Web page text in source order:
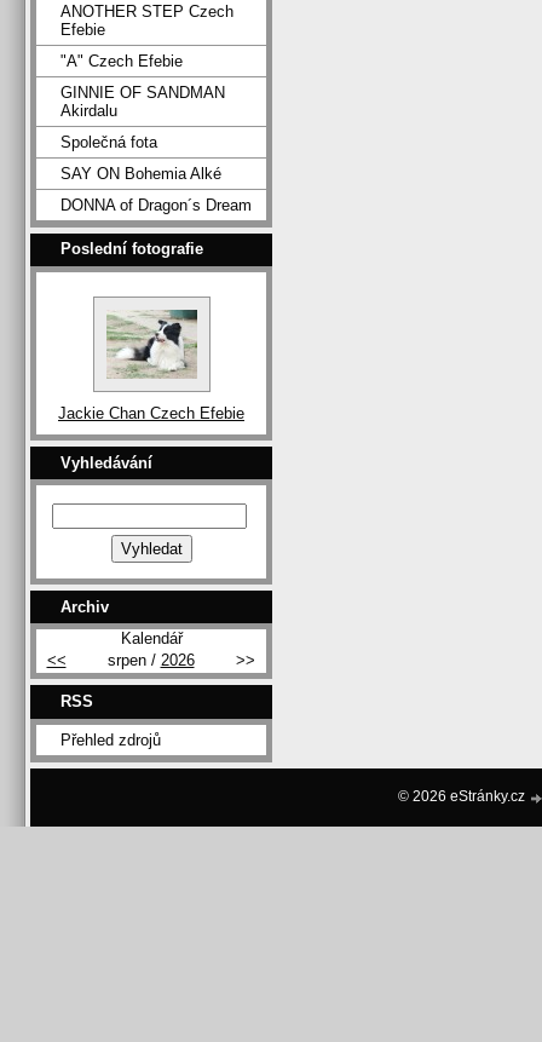
ANOTHER STEP Czech
Efebie
"A" Czech Efebie
GINNIE OF SANDMAN
Akirdalu
Společná fota
SAY ON Bohemia Alké
DONNA of Dragon´s Dream
Poslední fotografie
Jackie Chan Czech Efebie
Vyhledávání
Archiv
Kalendář
<<
srpen / 2026 >>
RSS
Přehled zdrojů
© 2026 eStránky.cz